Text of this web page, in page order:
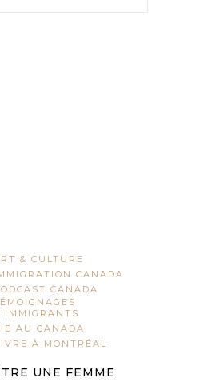
& CULTURE
CANADA
CANADA
AU CANADA
À MONTRÉAL
UNE FEMME